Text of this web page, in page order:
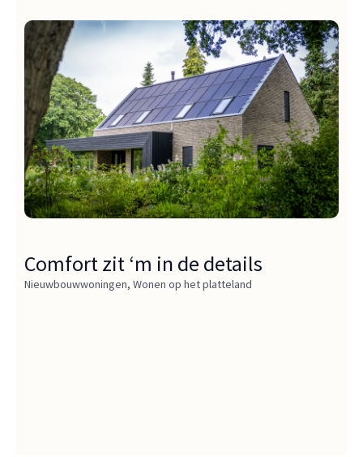
Comfort zit ‘m in de details
Nieuwbouwwoningen, Wonen op het platteland